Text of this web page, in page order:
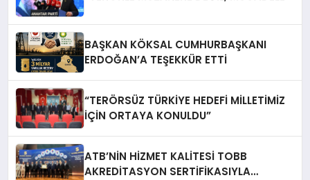
BAŞKAN KÖKSAL CUMHURBAŞKANI
ERDOĞAN’A TEŞEKKÜR ETTİ
“TERÖRSÜZ TÜRKİYE HEDEFİ MİLLETİMİZ
İÇİN ORTAYA KONULDU”
ATB’NİN HİZMET KALİTESİ TOBB
AKREDİTASYON SERTİFİKASIYLA